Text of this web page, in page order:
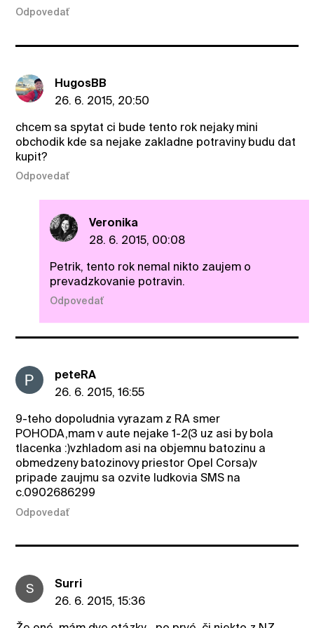
Odpovedať
HugosBB
26. 6. 2015, 20:50
chcem sa spytat ci bude tento rok nejaky mini
obchodik kde sa nejake zakladne potraviny budu dat
kupit?
Odpovedať
Veronika
28. 6. 2015, 00:08
Petrik, tento rok nemal nikto zaujem o
prevadzkovanie potravin.
Odpovedať
peteRA
26. 6. 2015, 16:55
9-teho dopoludnia vyrazam z RA smer
POHODA,mam v aute nejake 1-2(3 uz asi by bola
tlacenka :)vzhladom asi na objemnu batozinu a
obmedzeny batozinovy priestor Opel Corsa)v
pripade zaujmu sa ozvite ludkovia SMS na
c.0902686299
Odpovedať
S
Surri
26. 6. 2015, 15:36